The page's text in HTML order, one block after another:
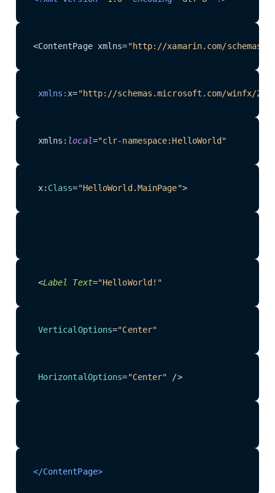
<ContentPage xmlns="http://xamarin.com/schemas/
xmlns:x="http://schemas.microsoft.com/winfx/
xmlns: local="clr-namespace:HelloWorld"
x: Class="HelloWorld.MainPage">
<Label Text="HelloWorld!"
VerticalOptions="Center"
HorizontalOptions="Center" />
</ContentPage>